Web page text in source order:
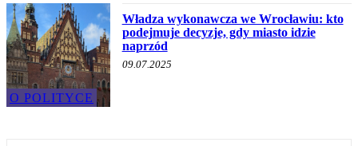
O POLITYCE
Władza wykonawcza we Wrocławiu: kto
podejmuje decyzje, gdy miasto idzie
naprzód
09.07.2025